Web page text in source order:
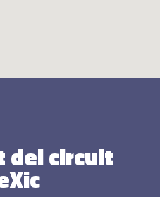
del circuit